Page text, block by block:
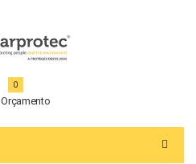
Orçamento
0